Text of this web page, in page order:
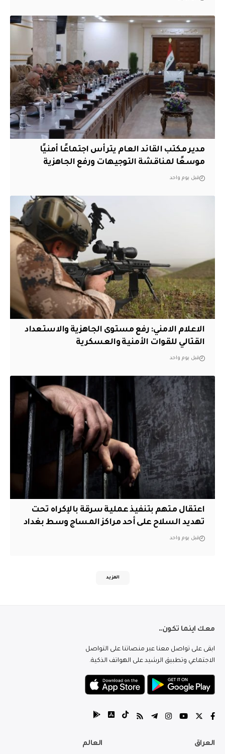
مدير مكتب القائد العام يترأس اجتماعًا أمنيًا
موسعًا لمناقشة التوجيهات ورفع الجاهزية
قبل يوم واحد
الاعلام الامني: رفع مستوى الجاهزية والاستعداد
القتالي للقوات الأمنية والعسكرية
قبل يوم واحد
اعتقال متهم بتنفيذ عملية سرقة بالإكراه تحت
تهديد السلاح على أحد مراكز المساج وسط بغداد
قبل يوم واحد
المزيد
معك اينما تكون..
ابقى على تواصل معنا عبر منصاتنا على التواصل
الاجتماعي وتطبيق الرشيد على الهواتف الذكية.
العراق العالم